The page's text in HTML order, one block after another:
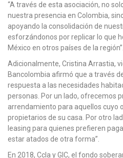
“A través de esta asociación, no
nuestra presencia en Colombia,
apoyando la consolidación de
esforzándonos por replicar lo que
México en otros países de la región”.
Adicionalmente, Cristina Arrastia,
Bancolombia afirmó que a través
respuesta a las necesidades
personas. Por un lado, ofrecemos
arrendamiento para aquellos cuyo
propietarios de su casa. Por otro
leasing para quienes prefieren
estar atados de otra forma”.
En 2018, Ccla y GIC, el fondo